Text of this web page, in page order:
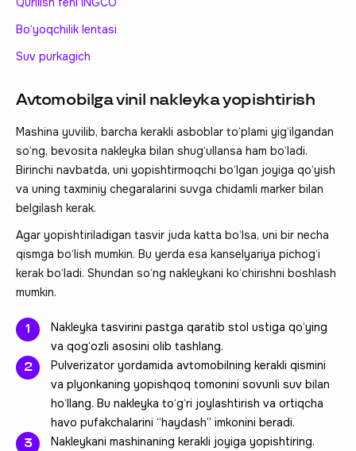
Bo‘yoqchilik lentasi
Suv purkagich
Avtomobilga vinil nakleyka yopishtirish
Mashina yuvilib, barcha kerakli asboblar to‘plami yig‘ilgandan
so‘ng, bevosita nakleyka bilan shug‘ullansa ham bo‘ladi.
Birinchi navbatda, uni yopishtirmoqchi bo‘lgan joyiga qo‘yish
va uning taxminiy chegaralarini suvga chidamli marker bilan
belgilash kerak.
Agar yopishtiriladigan tasvir juda katta bo‘lsa, uni bir necha
qismga bo‘lish mumkin. Bu yerda esa kanselyariya pichog‘i
kerak bo‘ladi. Shundan so‘ng nakleykani ko‘chirishni boshlash
mumkin.
Nakleyka tasvirini pastga qaratib stol ustiga qo‘ying
va qog‘ozli asosini olib tashlang.
Pulverizator yordamida avtomobilning kerakli qismini
va plyonkaning yopishqoq tomonini sovunli suv bilan
ho‘llang. Bu nakleyka to‘g‘ri joylashtirish va ortiqcha
havo pufakchalarini “haydash” imkonini beradi.
Nakleykani mashinaning kerakli joyiga yopishtiring.